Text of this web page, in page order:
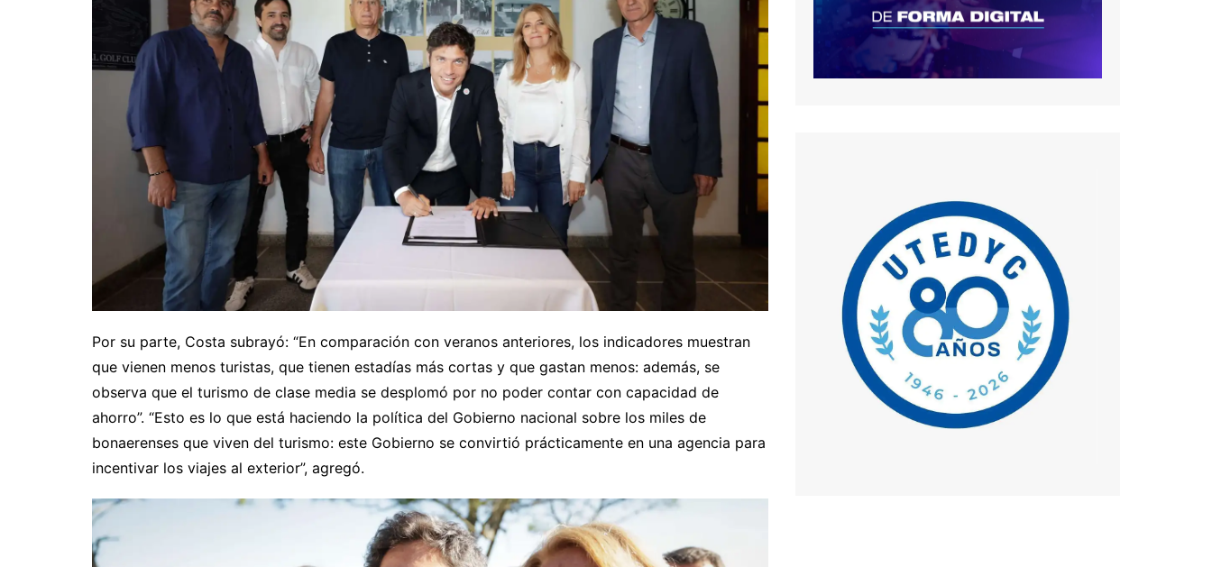
Por su parte, Costa subrayó: “En comparación con veranos anteriores, los indicadores muestran
que vienen menos turistas, que tienen estadías más cortas y que gastan menos: además, se
observa que el turismo de clase media se desplomó por no poder contar con capacidad de
ahorro”. “Esto es lo que está haciendo la política del Gobierno nacional sobre los miles de
bonaerenses que viven del turismo: este Gobierno se convirtió prácticamente en una agencia para
incentivar los viajes al exterior”, agregó.